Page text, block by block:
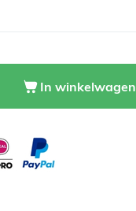
In winkelwagen